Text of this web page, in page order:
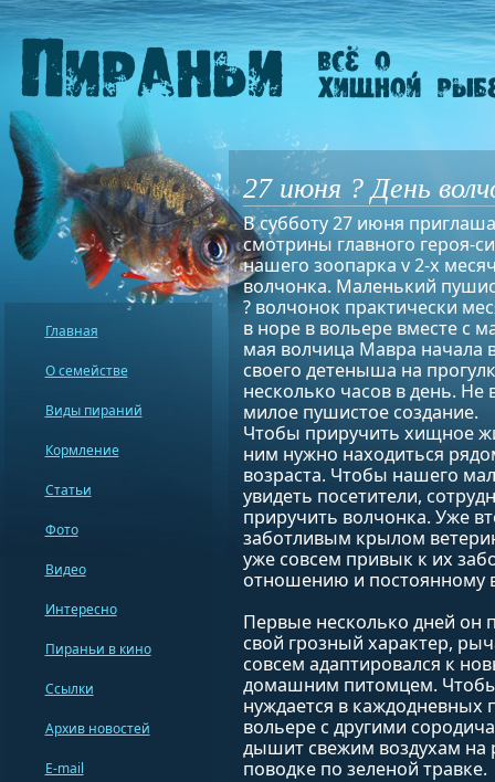
27 июня ? День
В субботу 27 июня
смотрины главного героя-
нашего зоопарка v 2-х
волчонка. Маленький
? волчонок практически
в норе в вольере вместе с
мая волчица Мавра начала
своего детеныша на
несколько часов в день.
милое пушистое создание.
Чтобы приручить хищное
ним нужно находиться
возраста. Чтобы нашего
увидеть посетители,
приручить волчонка. Уже
заботливым крылом
уже совсем привык к их
отношению и постоянному
Первые несколько дней он
свой грозный характер,
совсем адаптировался к
домашним питомцем. Чтобы
нуждается в каждодневных
вольере с другими
дышит свежим воздухам на
поводке по зеленой травке.
Главная
О семействе
Виды пираний
Кормление
Статьи
Фото
Видео
Интересно
Пираньи в кино
Ссылки
Архив новостей
E-mail